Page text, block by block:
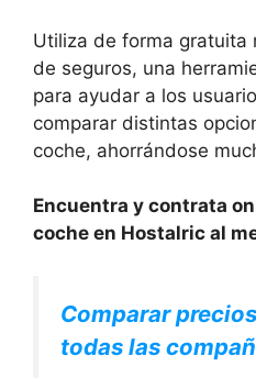
Utiliza de forma gratuita
de seguros, una
para ayudar a los
comparar distintas
coche, ahorrándose
Encuentra y contrata
coche en Hostalric al
Comparar
todas las